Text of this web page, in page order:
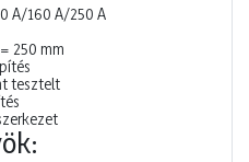
A/160 A/250 A
250 mm
tesztelt